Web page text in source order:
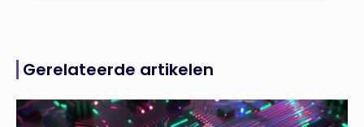
Gerelateerde artikelen